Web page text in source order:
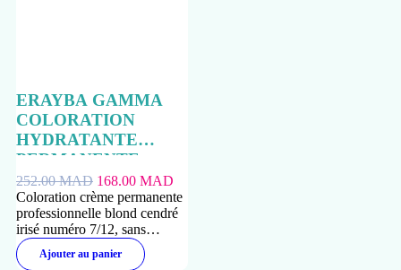
ERAYBA GAMMA
COLORATION
HYDRATANTE
PERMANENTE
N°7/12 BLOND
CENDRE IRISE
150ML
252.00MAD 168.00 MAD
Coloration crème permanente
professionnelle blond cendré
irisé numéro 7/12, sans
ammoniaque, qui couvre les
cheveux blancs avec des
Ajouter au panier